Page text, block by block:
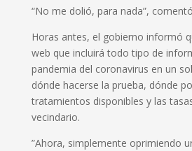
“No me dolió, para nada”,
Horas antes, el gobierno informó
web que incluirá todo tipo de
pandemia del coronavirus en un
dónde hacerse la prueba, dónde
tratamientos disponibles y las
vecindario.
”Ahora, simplemente oprimiendo